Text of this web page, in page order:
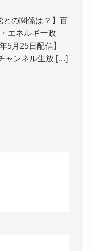
の関係は？】百
エネルギー政
5月25日配信】
ャンネル生放 […]